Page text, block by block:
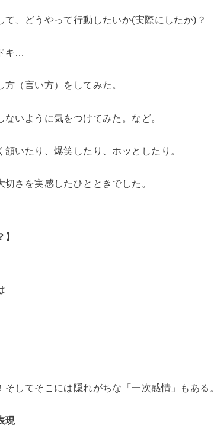
て、どうやって行動したいか(実際にしたか)？
キ…
方（言い方）をしてみた。
ないように気をつけてみた。など。
いたり、爆笑したり、ホッとしたり。
さを実感したひとときでした。
してそこには隠れがちな「一次感情」もある。
現